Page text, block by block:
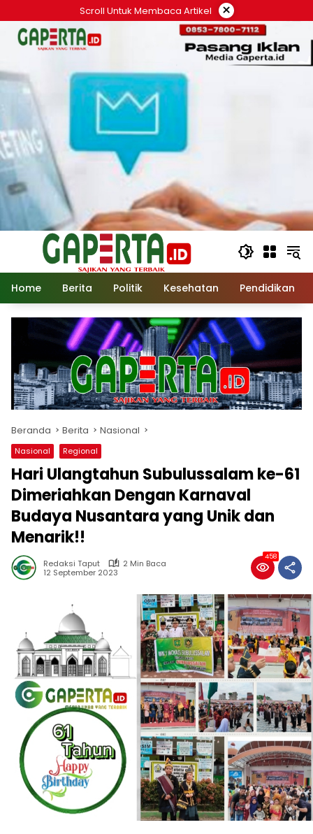
ke
konten
Scroll Untuk Membaca Artikel ×
Home Berita Politik Kesehatan Pendidikan
Beranda Berita Nasional
Nasional Regional
Hari Ulangtahun Subulussalam ke-61
Dimeriahkan Dengan Karnaval
Budaya Nusantara yang Unik dan
Menarik!!
Redaksi Taput
2 Min Baca
12 September 2023
458